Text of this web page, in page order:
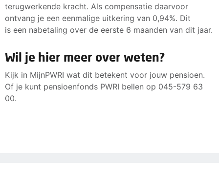
terugwerkende kracht. Als compensatie daarvoor
ontvang je een eenmalige uitkering van 0,94%. Dit
is een nabetaling over de eerste 6 maanden van dit jaar.
Wil je hier meer over weten?
Kijk in MijnPWRI wat dit betekent voor jouw pensioen.
Of je kunt pensioenfonds PWRI bellen op 045-579 63
00.